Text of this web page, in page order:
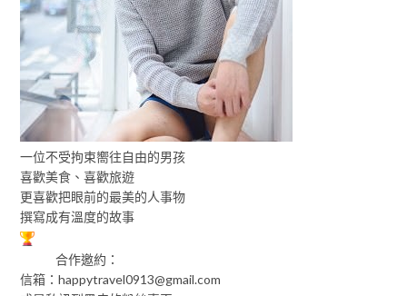
一位不受拘束嚮往自由的男孩
喜歡美食、喜歡旅遊
更喜歡把眼前的最美的人事物
撰寫成有溫度的故事
合作邀約：
信箱：happytravel0913@gmail.com